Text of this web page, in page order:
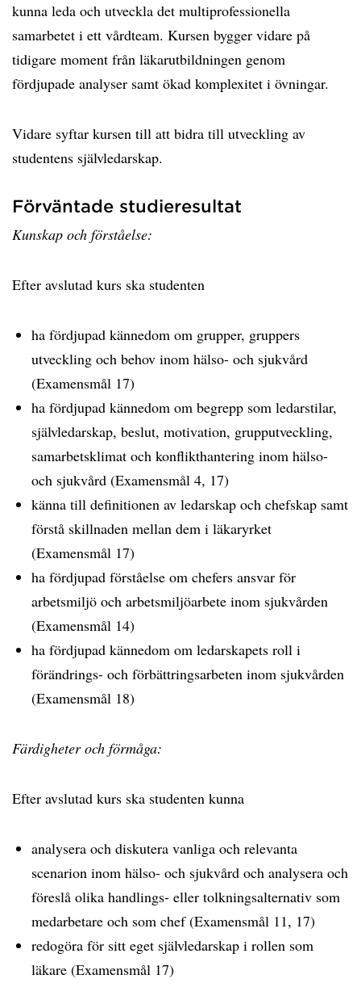
kunna leda och utveckla det multiprofessionella
samarbetet i ett vårdteam. Kursen bygger vidare på
tidigare moment från läkarutbildningen genom
fördjupade analyser samt ökad komplexitet i övningar.
Vidare syftar kursen till att bidra till utveckling av
studentens självledarskap.
Förväntade studieresultat
Kunskap och förståelse:
Efter avslutad kurs ska studenten
ha fördjupad kännedom om grupper, gruppers
utveckling och behov inom hälso- och sjukvård
(Examensmål 17)
ha fördjupad kännedom om begrepp som ledarstilar,
självledarskap, beslut, motivation, grupputveckling,
samarbetsklimat och konflikthantering inom hälso-
och sjukvård (Examensmål 4, 17)
känna till definitionen av ledarskap och chefskap samt
förstå skillnaden mellan dem i läkaryrket
(Examensmål 17)
ha fördjupad förståelse om chefers ansvar för
arbetsmiljö och arbetsmiljöarbete inom sjukvården
(Examensmål 14)
ha fördjupad kännedom om ledarskapets roll i
förändrings- och förbättringsarbeten inom sjukvården
(Examensmål 18)
Färdigheter och förmåga:
Efter avslutad kurs ska studenten kunna
analysera och diskutera vanliga och relevanta
scenarion inom hälso- och sjukvård och analysera och
föreslå olika handlings- eller tolkningsalternativ som
medarbetare och som chef (Examensmål 11, 17)
redogöra för sitt eget självledarskap i rollen som
läkare (Examensmål 17)